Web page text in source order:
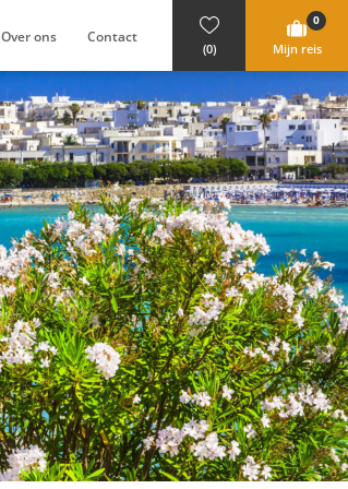
Over ons Contact
(0)
0
Mijn reis